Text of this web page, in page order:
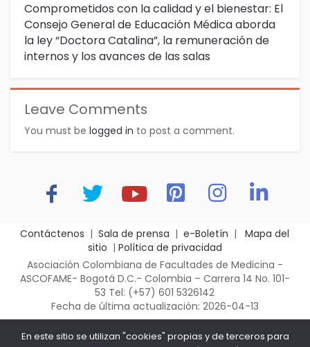
Comprometidos con la calidad y el bienestar: El
Consejo General de Educación Médica aborda
la ley “Doctora Catalina”, la remuneración de
internos y los avances de las salas
Leave Comments
You must be logged in to post a comment.
Contáctenos | Sala de prensa | e-Boletín |
Mapa del
sitio | Política de privacidad
Asociación Colombiana de Facultades de Medicina -
ASCOFAME- Bogotá D.C.- Colombia – Carrera 14 No. 101-
53 Tel: (+57) 601 5326142
Fecha de última actualización: 2026-04-13
En este sitio se utilizan "cookies" propias y de terceros para